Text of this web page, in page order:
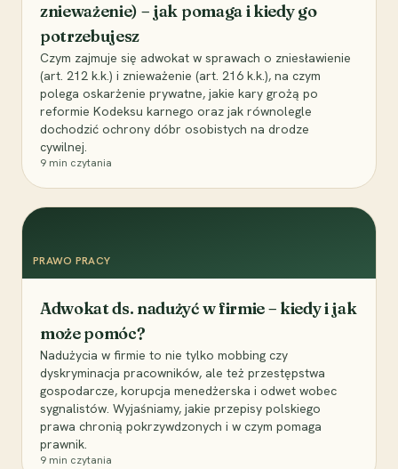
znieważenie) – jak pomaga i kiedy go
potrzebujesz
Czym zajmuje się adwokat w sprawach o zniesławienie
(art. 212 k.k.) i znieważenie (art. 216 k.k.), na czym
polega oskarżenie prywatne, jakie kary grożą po
reformie Kodeksu karnego oraz jak równolegle
dochodzić ochrony dóbr osobistych na drodze
cywilnej.
9 min czytania
PRAWO PRACY
Adwokat ds. nadużyć w firmie – kiedy i jak
może pomóc?
Nadużycia w firmie to nie tylko mobbing czy
dyskryminacja pracowników, ale też przestępstwa
gospodarcze, korupcja menedżerska i odwet wobec
sygnalistów. Wyjaśniamy, jakie przepisy polskiego
prawa chronią pokrzywdzonych i w czym pomaga
prawnik.
9 min czytania